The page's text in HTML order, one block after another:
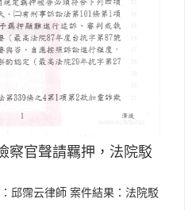
察官聲請羈押，法院駁
邱霈云律師 案件結果：法院駁